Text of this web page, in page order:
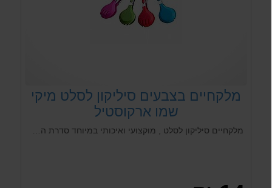
מלקחיים בצבעים סיליקון לסלט מיקי
שמו ארקוסטיל